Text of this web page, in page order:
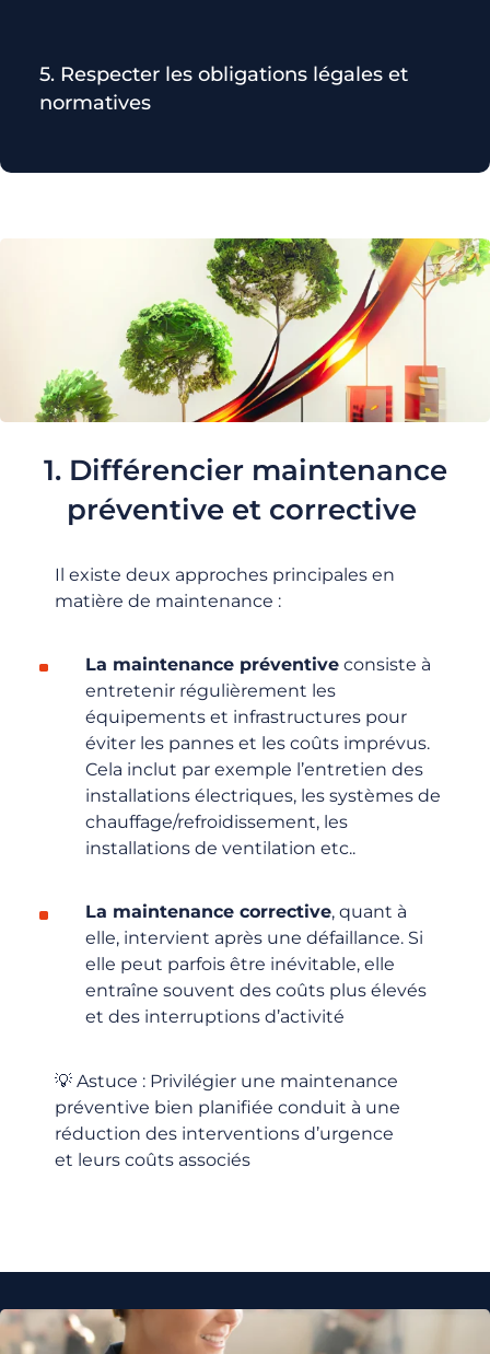
5. Respecter les obligations légales et
normatives
1. Différencier maintenance
préventive et corrective
Il existe deux approches principales en
matière de maintenance :
La maintenance préventiveconsiste à
entretenir régulièrement les
équipements et infrastructures pour
éviter les pannes et les coûts imprévus.
Cela inclut par exemple l’entretien des
installations électriques, les systèmes de
chauffage/refroidissement, les
installations de ventilation etc..
La maintenance corrective, quant à
elle, intervient après une défaillance. Si
elle peut parfois être inévitable, elle
entraîne souvent des coûts plus élevés
et des interruptions d’activité
💡 Astuce : Privilégier une maintenance
préventive bien planifiée conduit à une
réduction des interventions d’urgence
et leurs coûts associés